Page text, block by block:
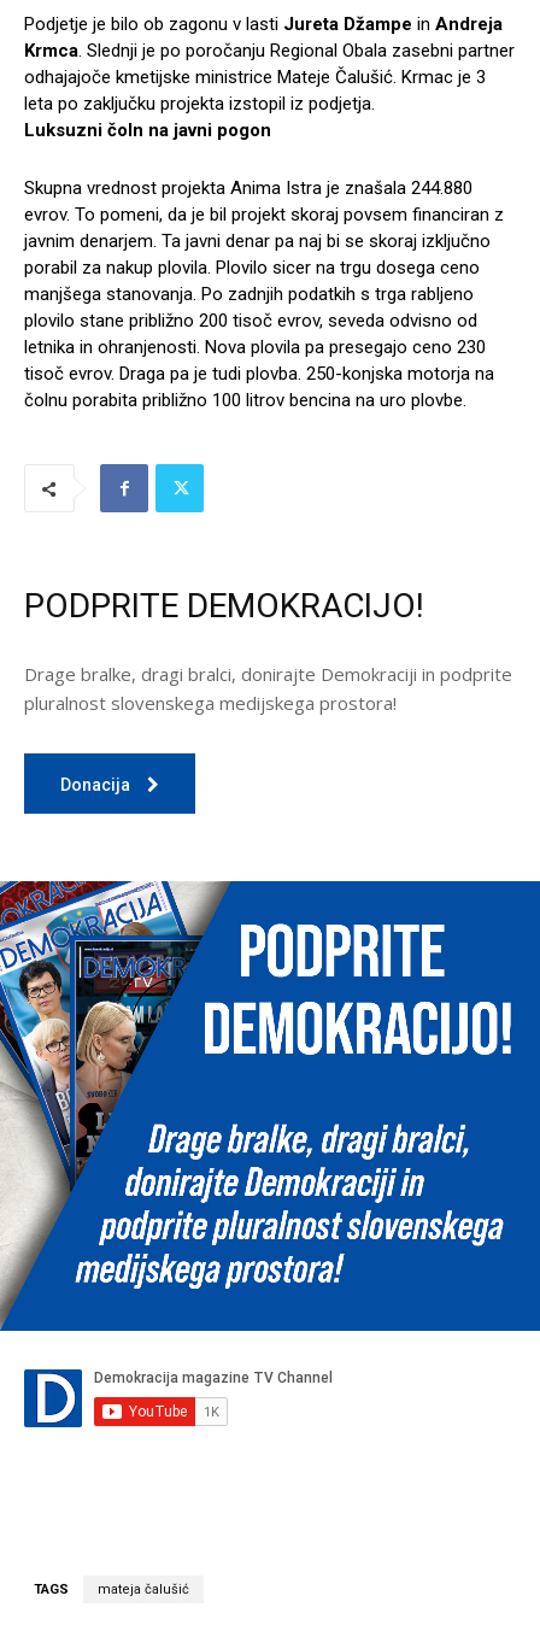
Podjetje je bilo ob zagonu v lasti Jureta Džampe in Andreja
Krmca. Slednji je po poročanju Regional Obala zasebni partner
odhajajoče kmetijske ministrice Mateje Čalušić. Krmac je 3
leta po zaključku projekta izstopil iz podjetja.
Luksuzni čoln na javni pogon
Skupna vrednost projekta Anima Istra je znašala 244.880
evrov. To pomeni, da je bil projekt skoraj povsem financiran z
javnim denarjem. Ta javni denar pa naj bi se skoraj izključno
porabil za nakup plovila. Plovilo sicer na trgu dosega ceno
manjšega stanovanja. Po zadnjih podatkih s trga rabljeno
plovilo stane približno 200 tisoč evrov, seveda odvisno od
letnika in ohranjenosti. Nova plovila pa presegajo ceno 230
tisoč evrov. Draga pa je tudi plovba. 250-konjska motorja na
čolnu porabita približno 100 litrov bencina na uro plovbe.
PODPRITE DEMOKRACIJO!
Drage bralke, dragi bralci, donirajte Demokraciji in podprite
pluralnost slovenskega medijskega prostora!
Donacija
TAGS mateja čalušić